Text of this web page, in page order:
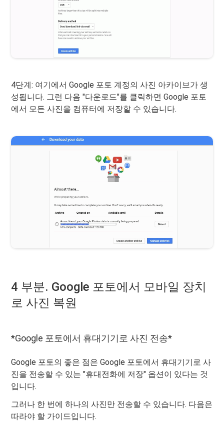
4단계: 여기에서 Google 포토 계정의 사진 아카이브가 생
성됩니다. 그런 다음 "다운로드"를 클릭하면 Google 포토
에서 모든 사진을 컴퓨터에 저장할 수 있습니다.
4 부분. Google 포토에서 모바일 장치
로 사진 복원
*Google 포토에서 휴대기기로 사진 전송*
Google 포토의 좋은 점은 Google 포토에서 휴대기기로 사
진을 전송할 수 있는 "휴대전화에 저장" 옵션이 있다는 것
입니다.
그러나 한 번에 하나의 사진만 전송할 수 있습니다. 다음은
따라야 할 가이드입니다.